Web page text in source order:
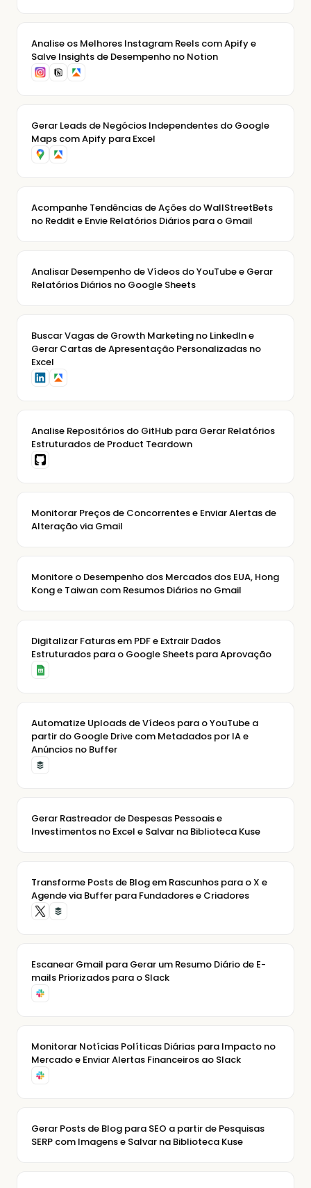
Analise os Melhores Instagram Reels com Apify e
Salve Insights de Desempenho no Notion
Gerar Leads de Negócios Independentes do Google
Maps com Apify para Excel
Acompanhe Tendências de Ações do WallStreetBets
no Reddit e Envie Relatórios Diários para o Gmail
Analisar Desempenho de Vídeos do YouTube e Gerar
Relatórios Diários no Google Sheets
Buscar Vagas de Growth Marketing no LinkedIn e
Gerar Cartas de Apresentação Personalizadas no
Excel
Analise Repositórios do GitHub para Gerar Relatórios
Estruturados de Product Teardown
Monitorar Preços de Concorrentes e Enviar Alertas de
Alteração via Gmail
Monitore o Desempenho dos Mercados dos EUA, Hong
Kong e Taiwan com Resumos Diários no Gmail
Digitalizar Faturas em PDF e Extrair Dados
Estruturados para o Google Sheets para Aprovação
Automatize Uploads de Vídeos para o YouTube a
partir do Google Drive com Metadados por IA e
Anúncios no Buffer
Gerar Rastreador de Despesas Pessoais e
Investimentos no Excel e Salvar na Biblioteca Kuse
Transforme Posts de Blog em Rascunhos para o X e
Agende via Buffer para Fundadores e Criadores
Escanear Gmail para Gerar um Resumo Diário de E-
mails Priorizados para o Slack
Monitorar Notícias Políticas Diárias para Impacto no
Mercado e Enviar Alertas Financeiros ao Slack
Gerar Posts de Blog para SEO a partir de Pesquisas
SERP com Imagens e Salvar na Biblioteca Kuse